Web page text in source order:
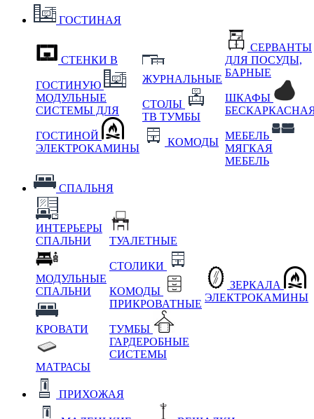
ГОСТИНАЯ
СТЕНКИ В
ГОСТИНУЮ
МОДУЛЬНЫЕ
СИСТЕМЫ ДЛЯ
ГОСТИНОЙ
ЭЛЕКТРОКАМИНЫ
ЖУРНАЛЬНЫЕ
СТОЛЫ
ТВ ТУМБЫ
КОМОДЫ
СЕРВАНТЫ
ДЛЯ ПОСУДЫ,
БАРНЫЕ
ШКАФЫ
МЕБЕЛЬ
МЯГКАЯ
МЕБЕЛЬ
СПАЛЬНЯ
ИНТЕРЬЕРЫ
СПАЛЬНИ
МОДУЛЬНЫЕ
СПАЛЬНИ
КРОВАТИ
МАТРАСЫ
ТУАЛЕТНЫЕ
СТОЛИКИ
КОМОДЫ
ПРИКРОВАТНЫЕ
ТУМБЫ
ГАРДЕРОБНЫЕ
СИСТЕМЫ
ЗЕРКАЛА
ЭЛЕКТРОКАМИНЫ
ПРИХОЖАЯ